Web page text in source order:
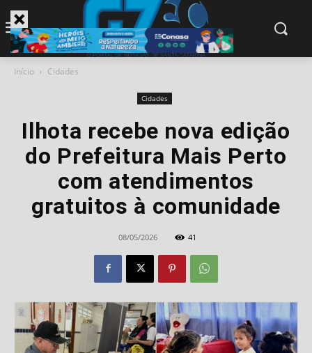
Início Cidades
Cidades
Ilhota recebe nova edição
do Prefeitura Mais Perto
com atendimentos
gratuitos à comunidade
08/05/2026 41
modal-check